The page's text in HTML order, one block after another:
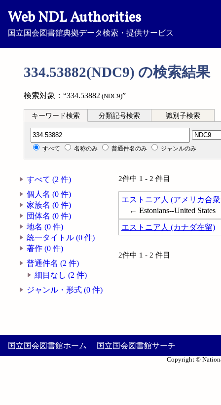
Web NDL Authorities
国立国会図書館典拠データ検索・提供サービス
334.53882(NDC9) の検索結果
検索対象：“334.53882 (NDC9)”
キーワード検索 分類記号検索 識別子検索
分類記号検索
すべて 名称のみ 普通件名のみ ジャンルのみ
すべて (2 件)
個人名 (0 件)
家族名 (0 件)
団体名 (0 件)
地名 (0 件)
統一タイトル (0 件)
著作 (0 件)
普通件名 (2 件)
細目なし (2 件)
ジャンル・形式 (0 件)
2件中 1 - 2 件目
エストニア人 (アメリカ合
← Estonians--United States
エストニア人 (カナダ在留)
2件中 1 - 2 件目
国立国会図書館ホーム 国立国会図書館サーチ
Copyright ©